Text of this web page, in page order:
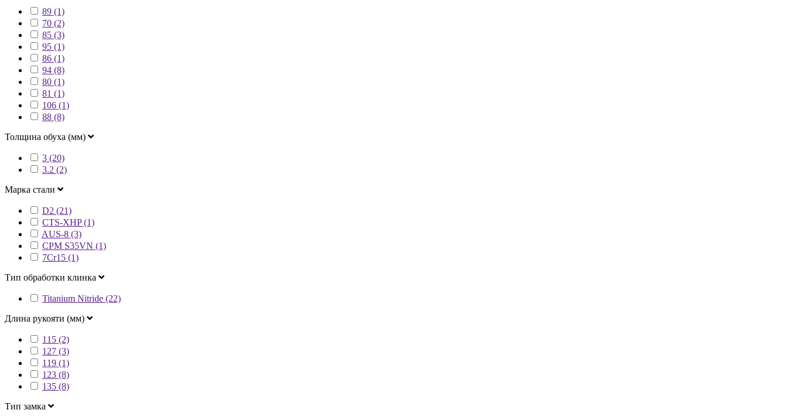
89 (1)
70 (2)
85 (3)
95 (1)
86 (1)
94 (8)
80 (1)
81 (1)
106 (1)
88 (8)
Толщина обуха (мм)
3 (20)
3.2 (2)
Марка стали
D2 (21)
CTS-XHP (1)
AUS-8 (3)
CPM S35VN (1)
7Cr15 (1)
Тип обработки клинка
Titanium Nitride (22)
Длина рукояти (мм)
115 (2)
127 (3)
119 (1)
123 (8)
135 (8)
Тип замка